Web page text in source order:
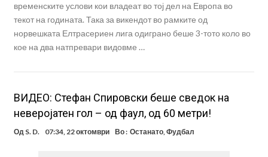
временските услови кои владеат во тој дел на Европа во
текот на годината. Така за викендот во рамките од
норвешката Елтрасериен лига одиграно беше 3-тото коло во
кое на два натпревари видовме …
ВИДЕО: Стефан Спировски беше сведок на
неверојатен гол – од фаул, од 60 метри!
Од S. D. 07:34, 22 октомври Во : Останато,Фудбал